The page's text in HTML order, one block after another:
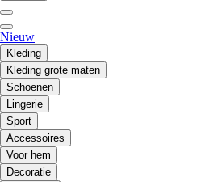
Nieuw
Kleding
Kleding grote maten
Schoenen
Lingerie
Sport
Accessoires
Voor hem
Decoratie